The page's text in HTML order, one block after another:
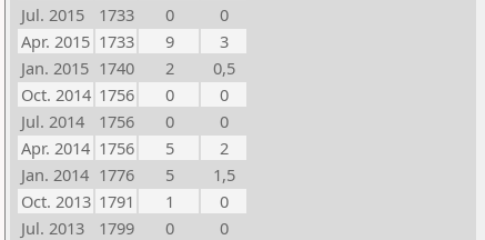
Jul. 2015
1733 0
0
Apr. 2015 1733 9
3
Jan. 2015 1740 2
0,5
Oct. 2014 1756 0
0
Jul. 2014
1756 0
0
Apr. 2014 1756 5
2
Jan. 2014 1776 5
1,5
Oct. 2013 1791 1
0
Jul. 2013
1799 0
0